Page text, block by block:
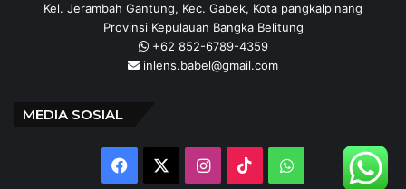
Kel. Jerambah Gantung, Kec. Gabek, Kota pangkalpinang
Provinsi Kepulauan Bangka Belitung
+62 852-6789-4359
inlens.babel@gmail.com
MEDIA SOSIAL
Facebook Instagram
TikTokWhatsApp